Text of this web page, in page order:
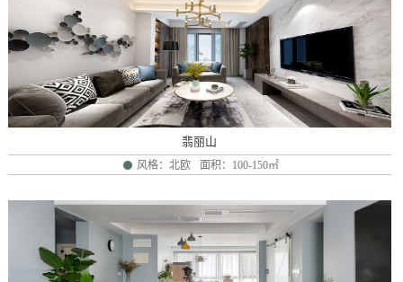
翡丽山
风格：北欧 面积：100-150㎡